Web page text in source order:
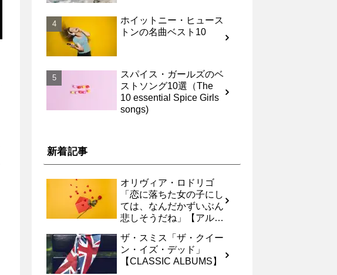
ホイットニー・ヒュース
トンの名曲ベスト10
スパイス・ガールズのベ
ストソング10選（The
10 essential Spice Girls
songs)
新着記事
オリヴィア・ロドリゴ
「恋に落ちた女の子にし
ては、なんだかずいぶん
悲しそうだね」【アルバ
ザ・スミス「ザ・クイー
ン・イズ・デッド」
【CLASSIC ALBUMS】